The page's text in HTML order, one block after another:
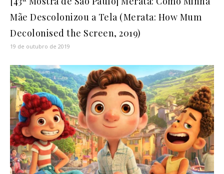
Mãe Descolonizou a Tela (Merata: How Mum
Decolonised the Screen, 2019)
19 de outubro de 2019